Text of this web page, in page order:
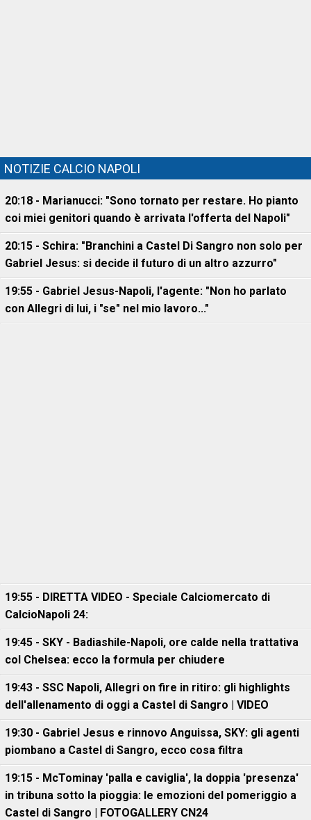
NOTIZIE CALCIO NAPOLI
20:18 - Marianucci: "Sono tornato per restare. Ho pianto
coi miei genitori quando è arrivata l'offerta del Napoli"
20:15 - Schira: "Branchini a Castel Di Sangro non solo per
Gabriel Jesus: si decide il futuro di un altro azzurro"
19:55 - Gabriel Jesus-Napoli, l'agente: "Non ho parlato
con Allegri di lui, i "se" nel mio lavoro..."
19:55 - DIRETTA VIDEO - Speciale Calciomercato di
CalcioNapoli 24:
19:45 - SKY - Badiashile-Napoli, ore calde nella trattativa
col Chelsea: ecco la formula per chiudere
19:43 - SSC Napoli, Allegri on fire in ritiro: gli highlights
dell'allenamento di oggi a Castel di Sangro | VIDEO
19:30 - Gabriel Jesus e rinnovo Anguissa, SKY: gli agenti
piombano a Castel di Sangro, ecco cosa filtra
19:15 - McTominay 'palla e caviglia', la doppia 'presenza'
in tribuna sotto la pioggia: le emozioni del pomeriggio a
Castel di Sangro | FOTOGALLERY CN24